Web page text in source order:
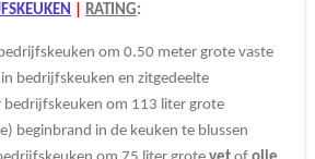
RATING:
om 0.50 meter grote vaste
bedrijfskeuken en zitgedeelte
bedrijfskeuken om 113 liter grote
beginbrand in de keuken te blussen